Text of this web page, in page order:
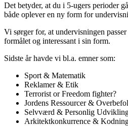
Det betyder, at du i 5-ugers perioder
både oplever en ny form for
Vi sørger for, at undervisningen
formålet og interessant i sin form.
Sidste år havde vi bl.a. emner som:
Sport & Matematik
Reklamer & Etik
Terrorist or Freedom fighter?
Jordens Ressourcer &
Selvværd & Personlig
Arkitektkonkurrence &